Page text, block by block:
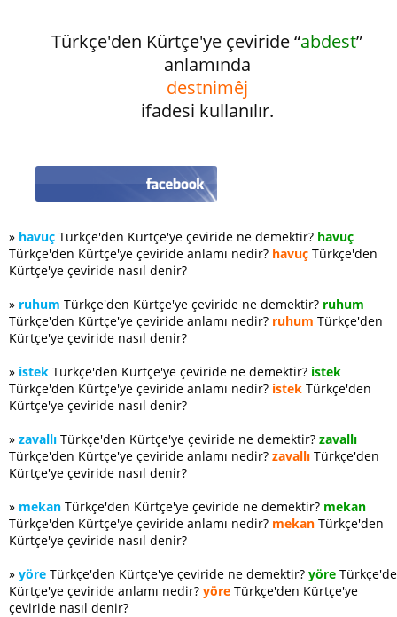
Türkçe'den Kürtçe'ye çeviride “abdest”
anlamında
destnimêj
ifadesi kullanılır.
» havuç Türkçe'den Kürtçe'ye çeviride ne demektir? havuç
Türkçe'den Kürtçe'ye çeviride anlamı nedir? havuç Türkçe'den
Kürtçe'ye çeviride nasıl denir?
» ruhum Türkçe'den Kürtçe'ye çeviride ne demektir? ruhum
Türkçe'den Kürtçe'ye çeviride anlamı nedir? ruhum Türkçe'den
Kürtçe'ye çeviride nasıl denir?
» istek Türkçe'den Kürtçe'ye çeviride ne demektir? istek
Türkçe'den Kürtçe'ye çeviride anlamı nedir? istek Türkçe'den
Kürtçe'ye çeviride nasıl denir?
» zavallı Türkçe'den Kürtçe'ye çeviride ne demektir? zavallı
Türkçe'den Kürtçe'ye çeviride anlamı nedir? zavallı Türkçe'den
Kürtçe'ye çeviride nasıl denir?
» mekan Türkçe'den Kürtçe'ye çeviride ne demektir? mekan
Türkçe'den Kürtçe'ye çeviride anlamı nedir? mekan Türkçe'den
Kürtçe'ye çeviride nasıl denir?
» yöre Türkçe'den Kürtçe'ye çeviride ne demektir? yöre
Kürtçe'ye çeviride anlamı nedir? yöre Türkçe'den Kürtçe'ye
çeviride nasıl denir?